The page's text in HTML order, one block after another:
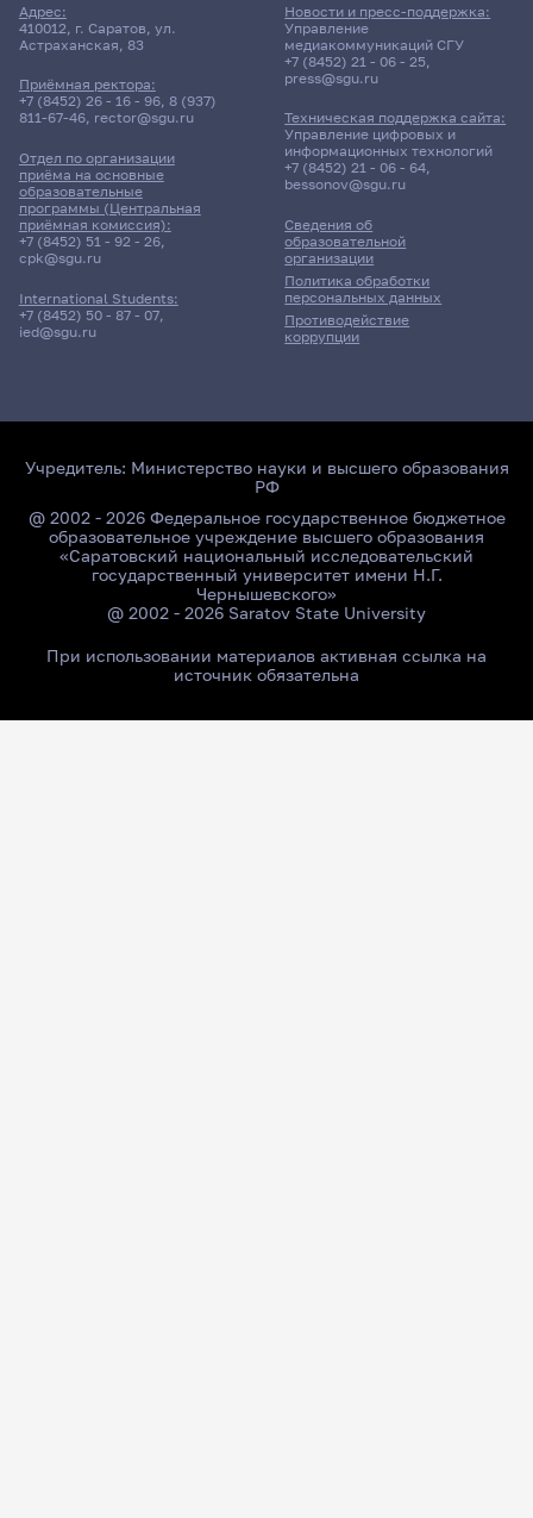
Адрес:
410012, г. Саратов, ул.
Астраханская, 83
Приёмная ректора:
+7 (8452) 26 - 16 - 96, 8 (937)
811-67-46, rector@sgu.ru
Отдел по организации
приёма на основные
образовательные
программы (Центральная
приёмная комиссия):
+7 (8452) 51 - 92 - 26,
cpk@sgu.ru
International Students:
+7 (8452) 50 - 87 - 07,
ied@sgu.ru
Сведения об
образовательной
организации
Политика обработки
персональных данных
Противодействие
коррупции
Новости и пресс-поддержка:
Управление
медиакоммуникаций СГУ
+7 (8452) 21 - 06 - 25,
press@sgu.ru
Техническая поддержка сайта:
Управление цифровых и
информационных технологий
+7 (8452) 21 - 06 - 64,
bessonov@sgu.ru
Учредитель: Министерство науки и высшего образования
РФ
@ 2002 - 2026 Федеральное государственное бюджетное
образовательное учреждение высшего образования
«Саратовский национальный исследовательский
государственный университет имени Н.Г.
Чернышевского»
@ 2002 - 2026 Saratov State University
При использовании материалов активная ссылка на
источник обязательна